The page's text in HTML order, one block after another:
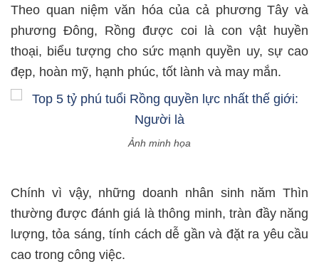
Theo quan niệm văn hóa của cả phương Tây và
phương Đông, Rồng được coi là con vật huyền
thoại, biểu tượng cho sức mạnh quyền uy, sự cao
đẹp, hoàn mỹ, hạnh phúc, tốt lành và may mắn.
Ảnh minh họa
Chính vì vậy, những doanh nhân sinh năm Thìn
thường được đánh giá là thông minh, tràn đầy năng
lượng, tỏa sáng, tính cách dễ gần và đặt ra yêu cầu
cao trong công việc.